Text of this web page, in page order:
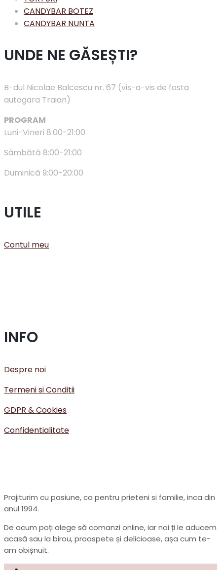
CANDYBAR BOTEZ
CANDYBAR NUNTA
UNDE NE GĂSEȘTI?
B-dul Nicolae Balcescu nr. 67 (vis-a-vis de fosta
autogara Traian)
PROGRAM
Luni-Vineri 8:00-21:00
Sâmbătă 8:00-21:00
Duminică 9:00-20:00
UTILE
Contul meu
INFO
Despre noi
Termeni si Conditii
GDPR & Cookies
Confidentialitate
De acum poți alege să comanzi online, iar noi ți le aducem
acasă sau la birou, proaspete și delicioase, așa cum te-
am obișnuit.